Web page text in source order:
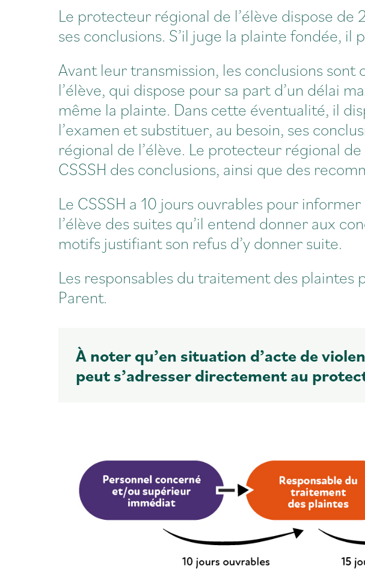
Le protecteur régional de l’élève dispose
ses conclusions. S’il juge la plainte fondée,
Avant leur transmission, les conclusions
l’élève, qui dispose pour sa part d’un délai
même la plainte. Dans cette éventualité, il
l’examen et substituer, au besoin, ses
régional de l’élève. Le protecteur régional
CSSSH des conclusions, ainsi que des
Le CSSSH a 10 jours ouvrables pour
l’élève des suites qu’il entend donner aux
motifs justifiant son refus d’y donner suite.
Les responsables du traitement des plaintes
Parent.
À noter qu’en situation d’acte de
peut s’adresser directement au